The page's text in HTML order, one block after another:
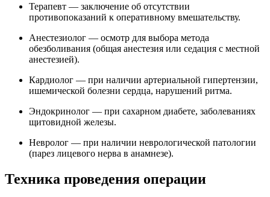
Терапевт — заключение об отсутствии
противопоказаний к оперативному вмешательству.
Анестезиолог — осмотр для выбора метода
обезболивания (общая анестезия или седация с местной
анестезией).
Кардиолог — при наличии артериальной гипертензии,
ишемической болезни сердца, нарушений ритма.
Эндокринолог — при сахарном диабете, заболеваниях
щитовидной железы.
Невролог — при наличии неврологической патологии
(парез лицевого нерва в анамнезе).
Техника проведения операции